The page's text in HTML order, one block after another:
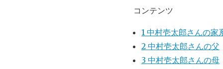
コンテンツ
1 中村壱太郎さんの家
2 中村壱太郎さんの父
3 中村壱太郎さんの母